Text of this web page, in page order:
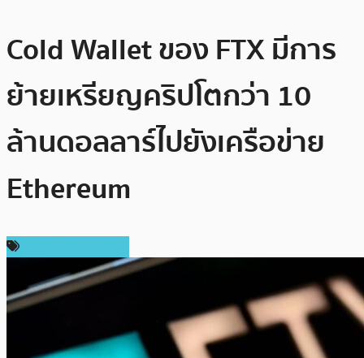
Cold Wallet ของ FTX มีการ
ย้ายเหรียญคริปโตกว่า 10
ล้านดอลลาร์ไปยังเครือข่าย
Ethereum